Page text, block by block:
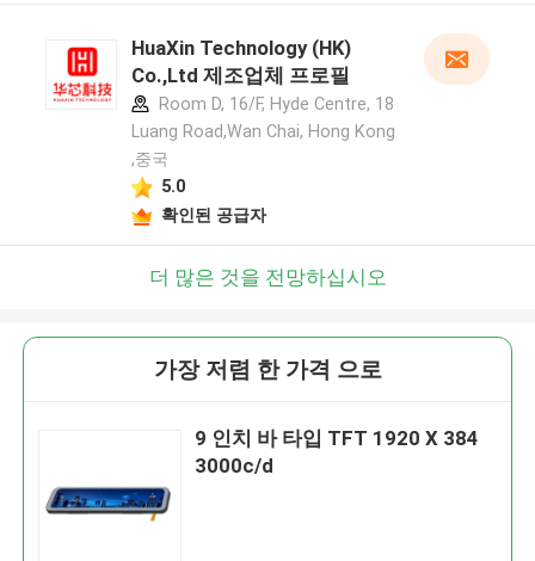
HuaXin Technology (HK)
Co.,Ltd 제조업체 프로필
Room D, 16/F, Hyde Centre, 18
Luang Road,Wan Chai, Hong Kong
,중국
5.0
확인된 공급자
더 많은 것을 전망하십시오
가장 저렴 한 가격 으로
9 인치 바 타입 TFT 1920 X 384
3000c/d